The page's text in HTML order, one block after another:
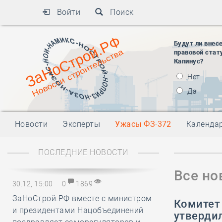
Войти Поиск
Будут ли
правовой
Капинус?
Нет
Да
Новости Эксперты Ужасы ФЗ-372
ПОСЛЕДНИЕ НОВОСТИ
30.12, 15:00 0 1869
ЗаНоСтрой.РФ вместе с министром
и президентами Нацобъединений
Все